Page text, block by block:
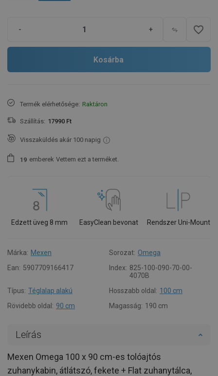
- + favorite_border
Kosárba
Termék elérhetősége: Raktáron
Szállítás: 17990 Ft
Visszaküldés akár 100 napig
1 9 emberek Vettem ezt a terméket.
Edzett üveg 8 mm EasyClean bevonat Rendszer Uni-Mount
Márka: Mexen Sorozat: Omega
Ean: 5907709166417 Index: 825-100-090-70-00-
4070B
Típus: Téglalap alakú Hosszabb oldal: 100 cm
Rövidebb oldal: 90 cm Magasság: 190 cm
Leírás
Mexen Omega 100 x 90 cm-es tolóajtós
zuhanykabin, átlátszó, fekete + Flat zuhanytálca,